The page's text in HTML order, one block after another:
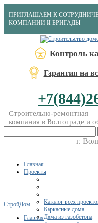
ПРИГЛАШАЕМ К
КОМПАНИИ И БРИГАДЫ
Контроль
Гарантия на
Строительно-ремонтная
компания в Волгограде и
г.
Главная
Проекты
Каталог всех
Каркасные дома
Дома из газобетона
СтройДом
Главная